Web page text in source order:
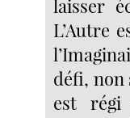
laisser
L’Autre
défi, non
est